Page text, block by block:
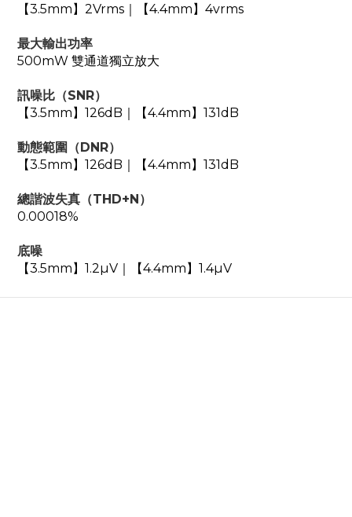
【3.5mm】2Vrms｜【4.4mm】4vrms
最大輸出功率
500mW 雙通道獨⽴放⼤
訊噪比（SNR）
【3.5mm】126dB｜【4.4mm】131dB
動態範圍（DNR）
【3.5mm】126dB｜【4.4mm】131dB
總諧波失真（THD+N）
0.00018%
底噪
【3.5mm】1.2µV｜【4.4mm】1.4µV